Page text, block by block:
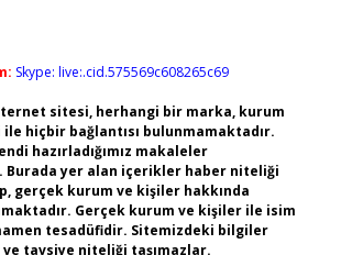
Skype: live:.cid.575569c608265c69
sitesi, herhangi bir marka, kurum
hiçbir bağlantısı bulunmamaktadır.
hazırladığımız makaleler
Burada yer alan içerikler haber niteliği
gerçek kurum ve kişiler hakkında
Gerçek kurum ve kişiler ile isim
tesadüfidir. Sitemizdeki bilgiler
tavsiye niteliği taşımazlar.